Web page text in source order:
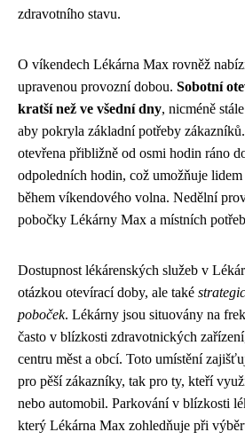
zdravotního stavu.
O víkendech Lékárna Max rovněž
upravenou provozní dobou. Sobotní
kratší než ve všední dny, nicméně
aby pokryla základní potřeby
otevřena přibližně od osmi hodin ráno
odpoledních hodin, což umožňuje
během víkendového volna. Nedělní
pobočky Lékárny Max a místních
Dostupnost lékárenských služeb v
otázkou otevírací doby, ale také
poboček. Lékárny jsou situovány na
často v blízkosti zdravotnických
centru měst a obcí. Toto umístění
pro pěší zákazníky, tak pro ty, kteří
nebo automobil. Parkování v blízkosti
který Lékárna Max zohledňuje při